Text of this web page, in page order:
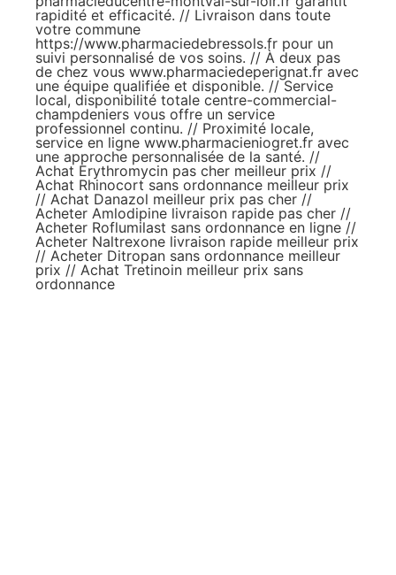
rapidité et efficacité. // Livraison dans toute
votre commune
https://www.pharmaciedebressols.fr pour un
suivi personnalisé de vos soins. // À deux pas
de chez vous www.pharmaciedeperignat.fr avec
une équipe qualifiée et disponible. // Service
local, disponibilité totale centre-commercial-
champdeniers vous offre un service
professionnel continu. // Proximité locale,
service en ligne www.pharmacieniogret.fr avec
une approche personnalisée de la santé. //
Achat Erythromycin pas cher meilleur prix //
Achat Rhinocort sans ordonnance meilleur prix
// Achat Danazol meilleur prix pas cher //
Acheter Amlodipine livraison rapide pas cher //
Acheter Roflumilast sans ordonnance en ligne //
Acheter Naltrexone livraison rapide meilleur prix
// Acheter Ditropan sans ordonnance meilleur
prix // Achat Tretinoin meilleur prix sans
ordonnance